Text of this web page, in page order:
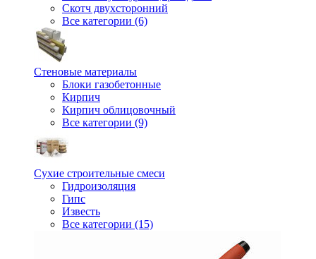
Скотч двухсторонний
Все категории (6)
Стеновые материалы
Блоки газобетонные
Кирпич
Кирпич облицовочный
Все категории (9)
Сухие строительные смеси
Гидроизоляция
Гипс
Известь
Все категории (15)